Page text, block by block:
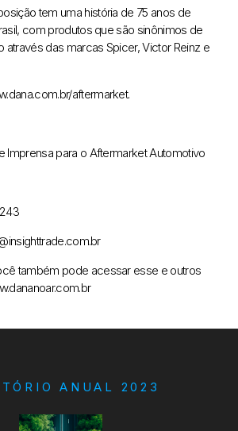
tem uma história de 75 anos de
com produtos que são sinônimos de
através das marcas Spicer, Victor Reinz e
aftermarket.
Imprensa para o Aftermarket Automotivo
também pode acessar esse e outros
ANUAL 2023